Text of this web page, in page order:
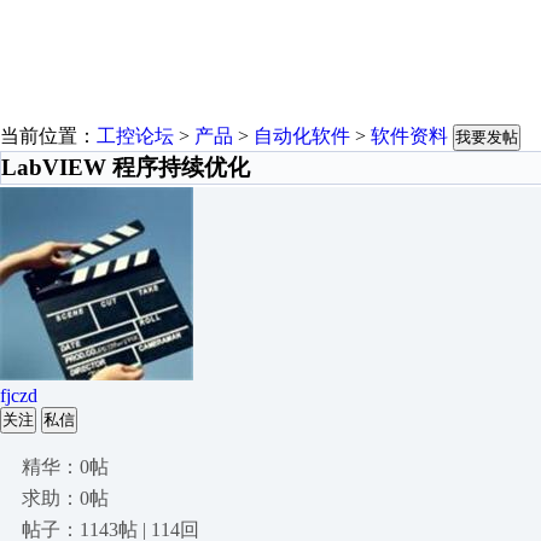
当前位置： 工控论坛 > 产品 > 自动化软件 > 软件资料 我要发帖
LabVIEW 程序持续优化
fjczd
关注 私信
精华：0帖
求助：0帖
帖子：1143帖 | 114回